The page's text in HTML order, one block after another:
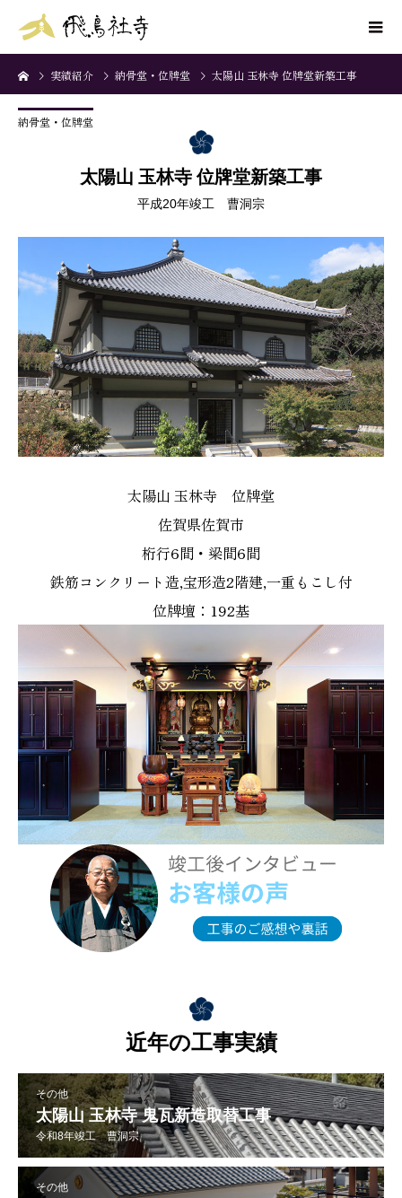
実績紹介 納骨堂・位牌堂 太陽山 玉林寺 位牌堂新築工事
納骨堂・位牌堂
太陽山 玉林寺 位牌堂新築工事
平成20年竣工 曹洞宗
太陽山 玉林寺 位牌堂
佐賀県佐賀市
桁行6間・梁間6間
鉄筋コンクリート造,宝形造2階建,一重もこし付
位牌壇：192基
近年の工事実績
その他
太陽山 玉林寺 鬼瓦新造取替工事
令和8年竣工 曹洞宗
その他